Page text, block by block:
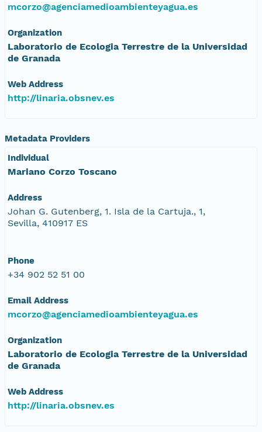
mcorzo@agenciamedioambienteyagua.es
Organization
Laboratorio de Ecologia Terrestre de la Universidad
de Granada
Web Address
http://linaria.obsnev.es
Metadata Providers
Individual
Mariano Corzo Toscano
Address
Johan G. Gutenberg, 1. Isla de la Cartuja., 1,
Sevilla, 410917 ES
Phone
+34 902 52 51 00
Email Address
mcorzo@agenciamedioambienteyagua.es
Organization
Laboratorio de Ecologia Terrestre de la Universidad
de Granada
Web Address
http://linaria.obsnev.es